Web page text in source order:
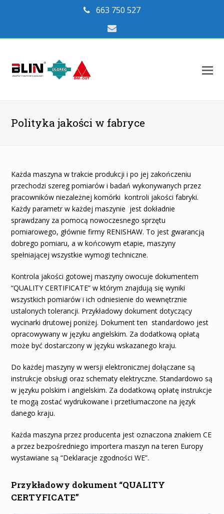
663 750 527
Email
Polityka jakości w fabryce
Każda maszyna w trakcie produkcji i po jej zakończeniu
przechodzi szereg pomiarów i badań wykonywanych przez
pracowników niezależnej komórki kontroli jakości fabryki.
Każdy parametr w każdej maszynie jest dokładnie
sprawdzany za pomocą nowoczesnego sprzętu
pomiarowego, głównie firmy RENISHAW. To jest gwarancją
dobrego pomiaru, a w końcowym etapie, maszyny
spełniającej wszystkie wymogi techniczne.
Kontrola jakości gotowej maszyny owocuje dokumentem
“QUALITY CERTIFICATE” w którym znajdują się wyniki
wszystkich pomiarów i ich odniesienie do wewnętrznie
ustalonych tolerancji. Przykładowy dokument dotyczący
wycinarki drutowej poniżej. Dokument ten standardowo jest
opracowywany w języku angielskim. Za dodatkową opłatą
może być dostarczony w języku wskazanego kraju.
Do każdej maszyny w wersji elektronicznej dołączane są
instrukcje obsługi oraz schematy elektryczne. Standardowo są
w języku polskim i angielskim. Za dodatkową opłatę instrukcje
te mogą zostać wydrukowane i przetłumaczone na język
danego kraju.
Każda maszyna przez producenta jest oznaczona znakiem CE
a przez bezpośredniego importera maszyn na teren Europy
wystawiane są “Deklaracje zgodności WE”.
Przykładowy dokument “QUALITY
CERTYFICATE”